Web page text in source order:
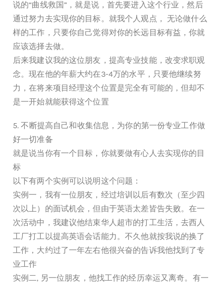
说的“曲线救国”，就是说，首先要进入这个行业，然后
通过努力去实现你的目标。就我个人观点， 无论做什么
样的工作，只要你自己觉得对你的长远目标有益，你就
应该选择去做。
后来我建议我的这位朋友，提高专业技能，改变求职观
念。现在他的年薪大约在3-4万的水平，只要他继续努
力，在将来项目经理这个位置是完全有可能的，但却不
是一开始就能获得这个位置
5. 不断提高自己和收集信息，为你的第一份专业工作做
好一切准备
就是说当你有一个目标，你就要做有心人去实现你的目
标
以下有两个实例可以说明这个问题：
实例一，我有一位朋友，经过培训以后有数次（至少四
次以上）的面试机会，但由于英语太差皆告失败。在一
次活动中，我建议他结束华人超市的打工生活，去西人
工厂打工以提高英语会话能力。不久他就按我说的换了
工作，大约过了一年左右他很兴奋的告诉我他找到了专
业工作
实例二, 另一位朋友，他找工作的经历幸运又离奇。有一